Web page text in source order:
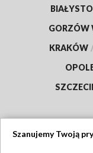
GORZÓW
KRAKÓW
Szanujemy Twoją